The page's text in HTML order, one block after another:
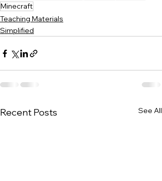
Minecraft
Teaching Materials
Simplified
Recent Posts See All